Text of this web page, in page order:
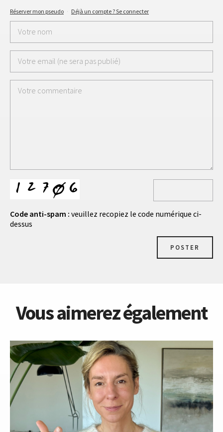
Réserver mon pseudo · Déjà un compte ? Se connecter
Code anti-spam : veuillez recopiez le code numérique ci-
dessus
POSTER
Vous aimerez également